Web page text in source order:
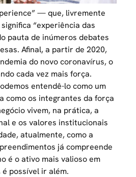
— que, livremente
“experiência das
pauta de inúmeros debates
Afinal, a partir de 2020,
do novo coronavírus, o
cada vez mais força.
entendê-lo como um
como os integrantes da força
vivem, na prática, a
e os valores institucionais
atualmente, como a
já compreende
é o ativo mais valioso em
possível ir além.